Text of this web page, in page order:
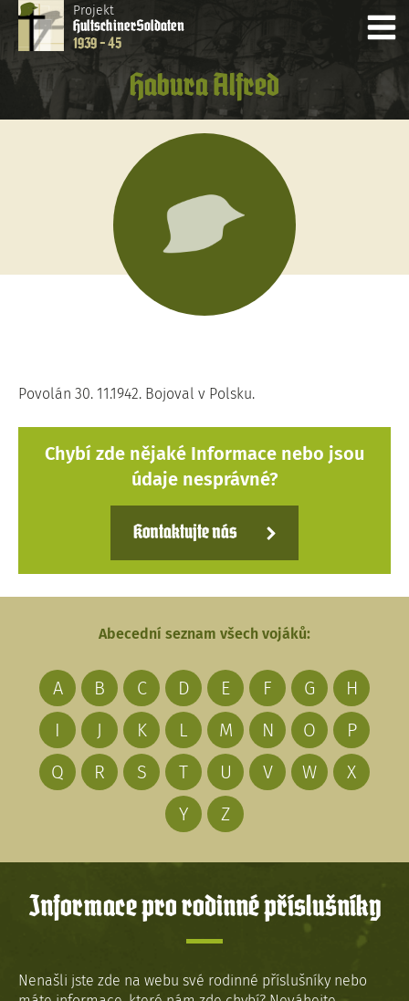
Projekt
HultschinerSoldaten
1939 - 45
Habura Alfred
Povolán 30. 11.1942. Bojoval v Polsku.
Chybí zde nějaké Informace nebo jsou
údaje nesprávné?
Kontaktujte nás
Abecední seznam všech vojáků:
A B C D E F G
H
I
J K L M N O
P
Q
R S T U V W
X
Y
Z
Informace pro rodinné příslušníky
Nenašli jste zde na webu své rodinné příslušníky nebo